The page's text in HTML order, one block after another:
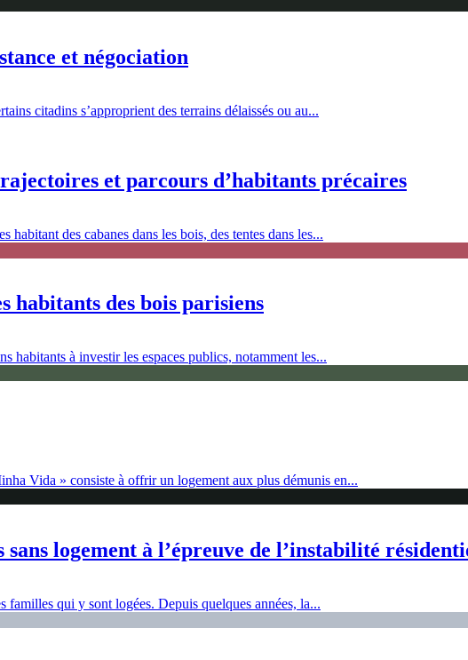
et négociation
citadins s’approprient des terrains délaissés ou au...
et parcours d’habitants précaires
des cabanes dans les bois, des tentes dans les...
habitants des bois parisiens
habitants à investir les espaces publics, notamment les...
Vida » consiste à offrir un logement aux plus démunis en...
sans logement à l’épreuve de l’instabilité
qui y sont logées. Depuis quelques années, la...